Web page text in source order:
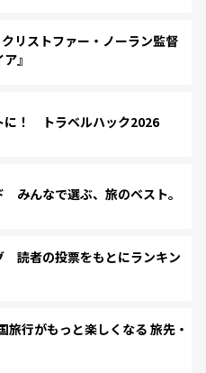
リストファー・ノーラン監督
』
に！ トラベルハック2026
みんなで選ぶ、旅のベスト。
読者の投票をもとにランキン
行がもっと楽しくなる 旅先・